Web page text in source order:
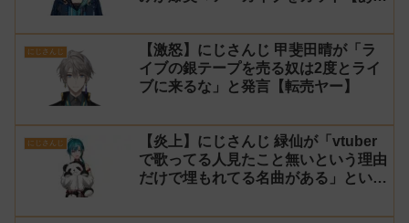
にじさんじ
【激怒】にじさんじ 甲斐田晴が「ラ
イブの銀テープを売る奴は2度とライ
ブに来るな」と発言【転売ヤー】
にじさんじ
【炎上】にじさんじ 緑仙が「vtuber
で歌ってる人見たこと無いという理由
だけで埋もれてる名曲がある」という